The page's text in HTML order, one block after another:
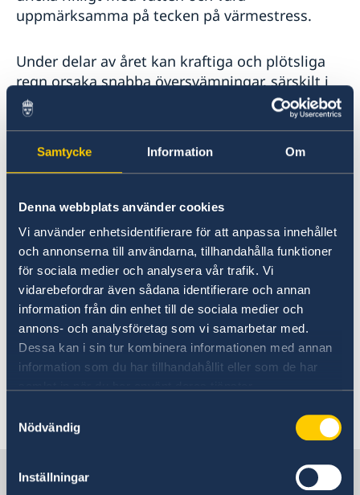
Samtycke Information Om
Denna webbplats använder cookies
Vi använder enhetsidentifierare för att anpassa innehållet
och annonserna till användarna, tillhandahålla funktioner
för sociala medier och analysera vår trafik. Vi
vidarebefordrar även sådana identifierare och annan
information från din enhet till de sociala medier och
annons- och analysföretag som vi samarbetar med.
Dessa kan i sin tur kombinera informationen med annan
information som du har tillhandahållit eller som de har
Nödvändig
Inställningar
Lokala lagar och sedvänjor
Kriminalitet och personlig säkerhet
Försäkringsskydd
Övriga upplysningar
uppmärksamma på tecken på värmestress.
Under delar av året kan kraftiga och plötsliga
regn orsaka snabba översvämningar, särskilt i
de västra delarna av landet. Var särskilt
uppmärksam vid bilkörning i regn då vägar
och hård och undvik lågt liggande områden.
Kraftiga sandstormar förekommer regelbundet
och påverkar både sikt och luftkvalitet. Vid
nedsatt sikt bör bilkörning undvikas om
möjligt. Undvik att vistas utomhus tills
stormen har dragit förbi och skydda
luftvägarna om utomhus.
Risken för andra naturhändelser, såsom
jordskalv och kraftigt oväder är generellt låg.
Sverige i Saudiarabien